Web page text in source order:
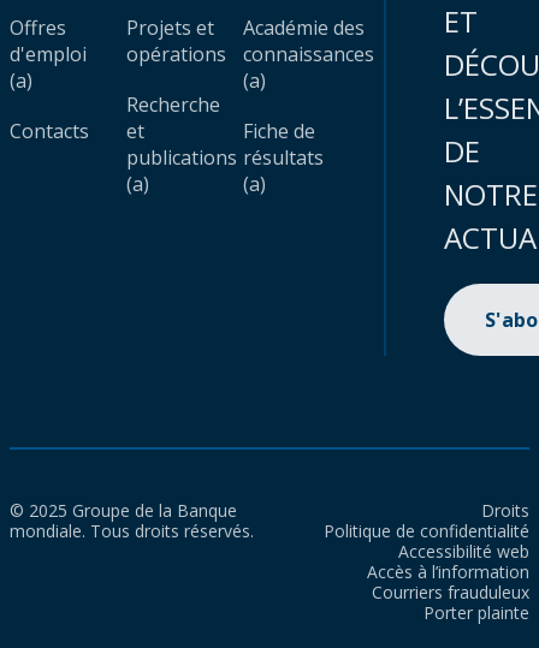
Offres
d'emploi
(a)
Contacts
Projets et
opérations
Recherche
et
publications
(a)
Académie des
connaissances
(a)
Fiche de
résultats
(a)
ET
DE
NOTRE
© 2025 Groupe de la Banque
mondiale. Tous droits réservés.
Droits
Politique de confidentialité
Accessibilité web
Accès à l’information
Courriers frauduleux
Porter plainte